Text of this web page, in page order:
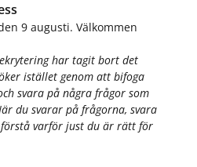
9 augusti. Välkommen
har tagit bort det
istället genom att bifoga
svara på några frågor som
du svarar på frågorna, svara
varför just du är rätt för